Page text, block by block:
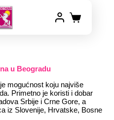
u Beogradu
mogućnost koju najviše
Primetno je koristi i dobar
Srbije i Crne Gore, a
iz Slovenije, Hrvatske, Bosne